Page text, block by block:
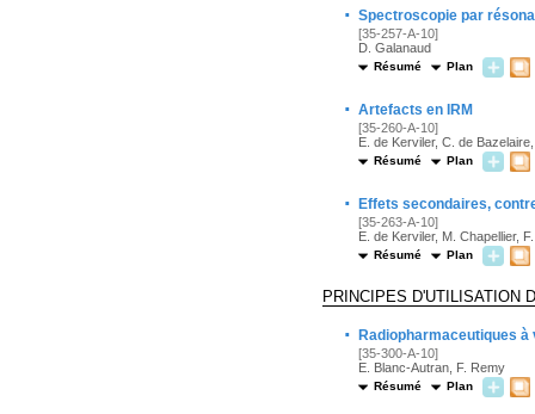
· Spectroscopie par
[35-257-A-10]
D. Galanaud
Résumé Plan
· Artefacts en IRM
[35-260-A-10]
E. de Kerviler, C. de
Résumé Plan
· Effets secondaires,
[35-263-A-10]
E. de Kerviler, M. Chapellier,
Résumé Plan
PRINCIPES D'UTILISATION
· Radiopharmaceutiques
[35-300-A-10]
E. Blanc-Autran, F. Remy
Résumé Plan